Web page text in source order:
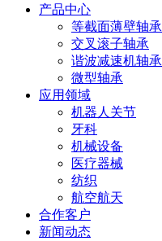
产品中心
等截面薄壁轴承
交叉滚子轴承
谐波减速机轴承
微型轴承
应用领域
机器人关节
牙科
机械设备
医疗器械
纺织
航空航天
合作客户
新闻动态